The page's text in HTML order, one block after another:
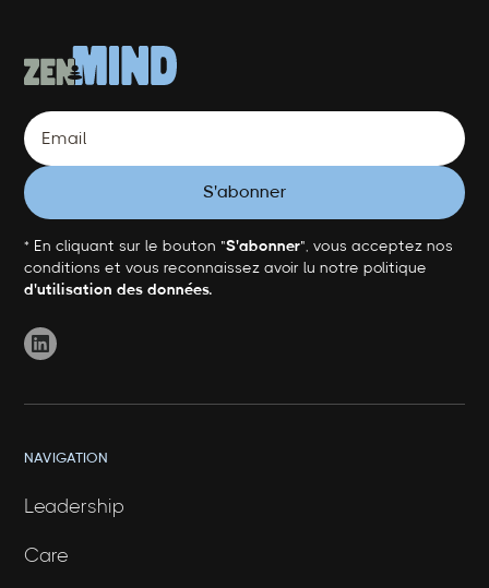
* En cliquant sur le bouton "S'abonner", vous acceptez nos
conditions et vous reconnaissez avoir lu notre politique
d'utilisation des données.
NAVIGATION
Leadership
Care